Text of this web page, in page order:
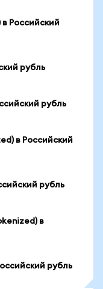
Российский
рубль
рубль
в Российский
рубль
в
рубль